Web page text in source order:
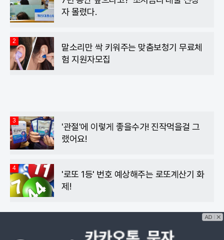
자 몰렸다.
2
말소리만 싹 키워주는 맞춤보청기 무료체
험 지원자모집
3
'관절'에 이렇게 좋을수가! 진작먹을걸 그
랬어요!
4
'로또 1등' 번호 예상해주는 로또계산기 화
제!